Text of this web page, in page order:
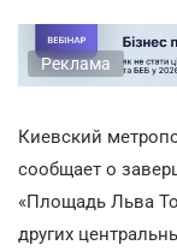
Реклама
Киевский
сообщает о
«Площадь Льва
других